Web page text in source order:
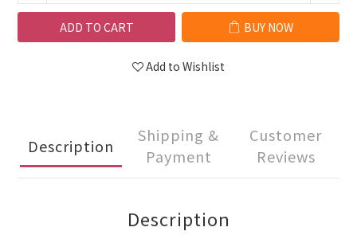
ADD TO CART BUY NOW
Add to Wishlist
Description
Shipping &
Payment
Customer
Reviews
Description